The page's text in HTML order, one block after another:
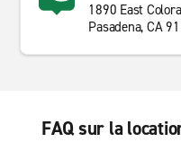
1890 East
Pasadena, CA
FAQ sur la